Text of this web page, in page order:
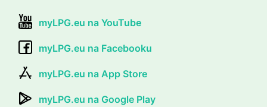
myLPG.eu na YouTube
myLPG.eu na Facebooku
myLPG.eu na App Store
myLPG.eu na Google Play